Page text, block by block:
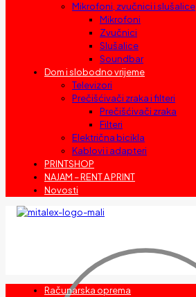
Mikrofoni, zvučnici i slušalice
Mikrofoni
Zvučnici
Slušalice
Soundbar
Dom i slobodno vrijeme
Televizori
Prečišćivači zraka i filteri
Prečišćivači zraka
Filteri
Električna bicikla
Kablovi i adapteri
PRINTSHOP
NAJAM – RENT A PRINT
Novosti
Računarska oprema